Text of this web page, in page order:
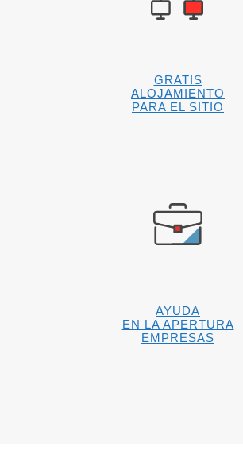
GRATIS
ALOJAMIENTO
PARA EL SITIO
AYUDA
EN LA APERTURA
EMPRESAS